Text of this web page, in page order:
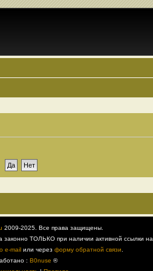
2009-2025. Все права защищены.
ТОЛЬКО при наличии активной ссылки на
e-mail или через форму обратной связи
: B0nuse ®